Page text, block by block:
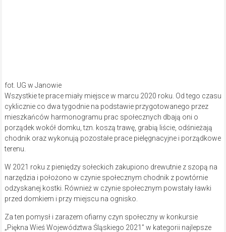
fot. UG w Janowie
Wszystkie te prace miały miejsce w marcu 2020 roku. Od tego czasu
cyklicznie co dwa tygodnie na podstawie przygotowanego przez
mieszkańców harmonogramu prac społecznych dbają oni o
porządek wokół domku, tzn. koszą trawę, grabią liście, odśnieżają
chodnik oraz wykonują pozostałe prace pielęgnacyjne i porządkowe
terenu.
W 2021 roku z pieniędzy sołeckich zakupiono drewutnie z szopą na
narzędzia i położono w czynie społecznym chodnik z powtórnie
odzyskanej kostki. Również w czynie społecznym powstały ławki
przed domkiem i przy miejscu na ognisko.
Za ten pomysł i zarazem ofiarny czyn społeczny w konkursie
„Piękna Wieś Województwa Śląskiego 2021” w kategorii najlepsze